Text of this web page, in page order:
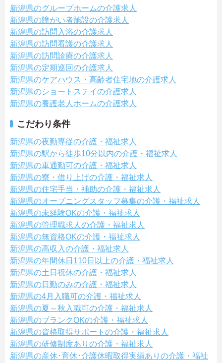
新潟県のグループホームの介護求人
新潟県の障がい者施設の介護求人
新潟県の訪問入浴の介護求人
新潟県の訪問看護の介護求人
新潟県の訪問診療の介護求人
新潟県の定期巡回の介護求人
新潟県のケアハウス・高齢者住宅地の介護求人
新潟県のショートステイの介護求人
新潟県の養護老人ホームの介護求人
こだわり条件
新潟県の夜勤専従の介護・福祉求人
新潟県の駅から徒歩10分以内の介護・福祉求人
新潟県の車通勤可の介護・福祉求人
新潟県の寮・借り上げの介護・福祉求人
新潟県の住宅手当・補助の介護・福祉求人
新潟県のオープニングスタッフ募集の介護・福祉求人
新潟県の未経験OKの介護・福祉求人
新潟県の管理職求人の介護・福祉求人
新潟県の無資格OKの介護・福祉求人
新潟県の高収入の介護・福祉求人
新潟県の年間休日110日以上の介護・福祉求人
新潟県の土日祝休の介護・福祉求人
新潟県の日勤のみの介護・福祉求人
新潟県の4月入職可の介護・福祉求人
新潟県の夏～秋入職可の介護・福祉求人
新潟県のブランクOKの介護・福祉求人
新潟県の資格取得サポートの介護・福祉求人
新潟県の研修制度ありの介護・福祉求人
新潟県の産休･育休･介護休暇取得実績ありの介護・福祉